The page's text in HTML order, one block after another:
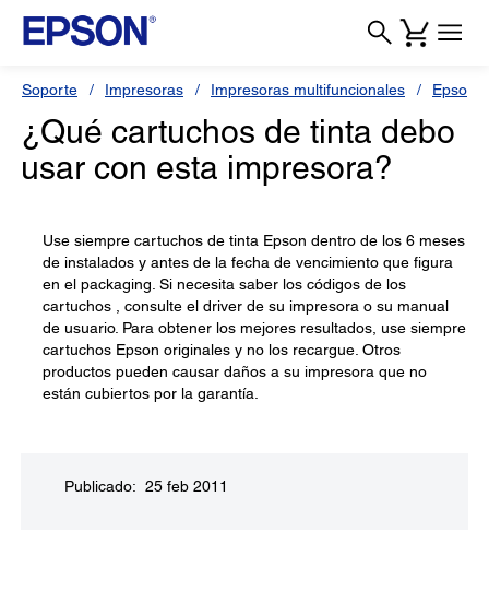
Soporte Impresoras Impresoras multifuncionales Epson
¿Qué cartuchos de tinta debo
usar con esta impresora?
Use siempre cartuchos de tinta Epson dentro de los 6 meses
de instalados y antes de la fecha de vencimiento que figura
en el packaging. Si necesita saber los códigos de los
cartuchos , consulte el driver de su impresora o su manual
de usuario. Para obtener los mejores resultados, use siempre
cartuchos Epson originales y no los recargue. Otros
productos pueden causar daños a su impresora que no
están cubiertos por la garantía.
Publicado: 25 feb 2011